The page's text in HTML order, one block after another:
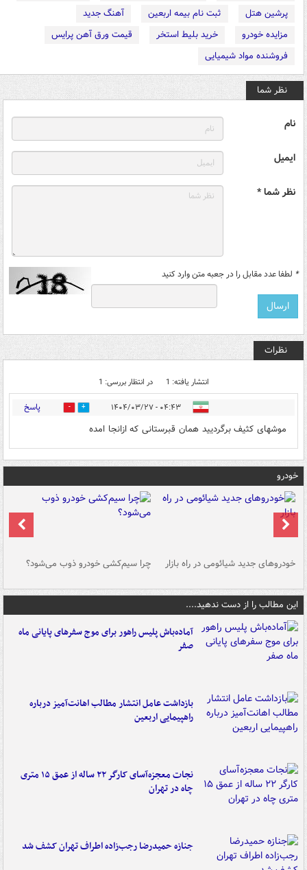
پرشین هتل
ثبت نام بیمه اربعین
آهنگ جدید
مزایده خودرو
خرید بلیط استخر
قیمت ورق آهن پرایس
فروشنده مواد شیمیایی
نظر شما
نام
ایمیل
نظر شما *
* لطفا عدد مقابل را در جعبه متن وارد کنید
نظرات
انتشار یافته: 1 در انتظار بررسی: 1
۰۴:۴۳ - ۱۴۰۴/۰۳/۲۷ 1 پاسخ
موشهای کثیف برگردیید همان قبرستانی که ازانجا امده
خودرو
خودروهای جدید شیائومی در راه بازار چرا سیم‌کشی خودرو ذوب می‌شود؟
این مطالب را از دست ندهید....
آماده‌باش پلیس راهور برای موج سفرهای پایانی ماه
صفر
بازداشت عامل انتشار مطالب اهانت‌آمیز درباره
راهپیمایی اربعین
نجات معجزه‌آسای کارگر ۲۲ ساله از عمق ۱۵ متری
چاه در تهران
جنازه حمیدرضا رجب‌زاده اطراف تهران کشف شد